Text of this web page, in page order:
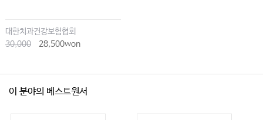
대한치과건강보험협회
30,000
28,500won
이 분야의 베스트원서